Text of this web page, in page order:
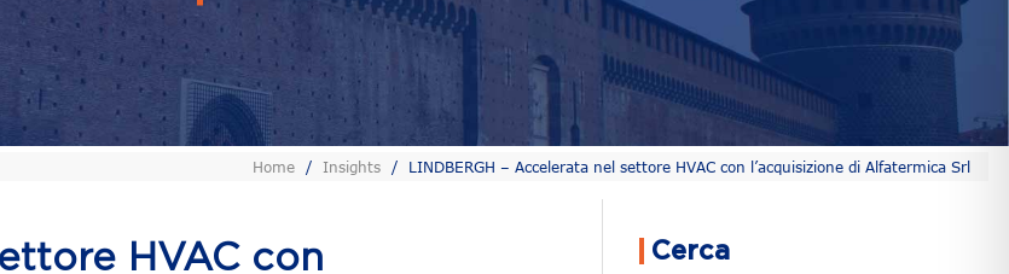
Home / Insights / LINDBERGH – Accelerata nel settore HVAC con l’acquisizione di Alfatermica Srl
HVAC con
Cerca